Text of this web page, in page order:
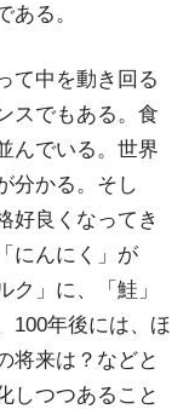
る。
て中を動き回る
スでもある。食
んでいる。世界
分かる。そし
好良くなってき
にんにく」が
ク」に、「鮭」
100年後には、ほ
将来は？などと
しつつあること